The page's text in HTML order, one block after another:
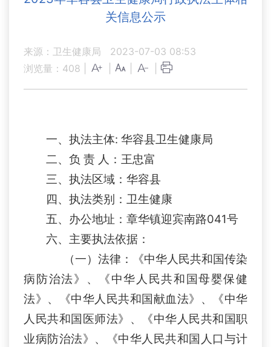
关信息公示
来源：卫生健康局
2023-07-03 08:53
浏览量： 408
一、执法主体: 华容县卫生健康局
二、负 责 人：王忠富
三、执法区域：华容县
四、执法类别：卫生健康
五、办公地址：章华镇迎宾南路041号
六、主要执法依据：
（一）法律：《中华人民共和国传染
病防治法》
、
《中华人民共和国母婴保健
法》 、 《中华人民共和国献血法》 、
《中华
人民共和国医师法》 、
《中华人民共和国职
业病防治法》 、
《中华人民共和国人口与计